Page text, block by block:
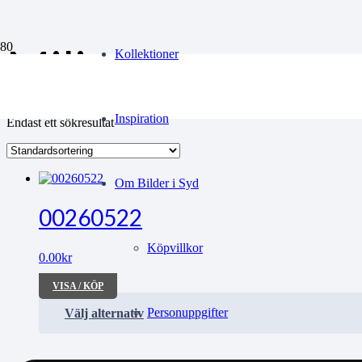
Kollektioner
Inspiration
Om Bilder i Syd
Köpvillkor
Personuppgifter
Endast ett sökresultat
00260522
0.00kr
VISA / KÖP
Välj alternativ